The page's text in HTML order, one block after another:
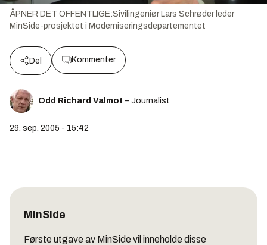
ÅPNER DET OFFENTLIGE:Sivilingeniør Lars Schrøder leder
MinSide-prosjektet i Moderniseringsdepartementet
Del Kommenter
Odd Richard Valmot – Journalist
29. sep. 2005 - 15:42
MinSide
Første utgave av MinSide vil inneholde disse